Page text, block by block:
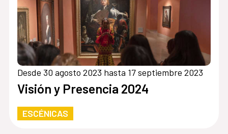
Desde 30 agosto 2023 hasta 17 septiembre 2023
Visión y Presencia 2024
ESCÉNICAS